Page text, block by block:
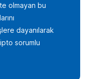
olmayan bu
dayanılarak
sorumlu